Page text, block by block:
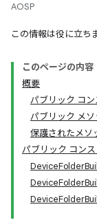
AOSP
この情報は役に立ち
このページの内容
概要
パブリック コ
パブリック メソ
保護されたメソ
パブリック コン